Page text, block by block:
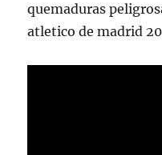
quemaduras
atletico de madrid